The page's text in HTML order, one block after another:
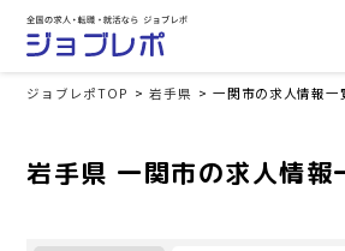
ジョブレポTOP 岩手県 一関市の求人情報一
岩手県 一関市の求人情報